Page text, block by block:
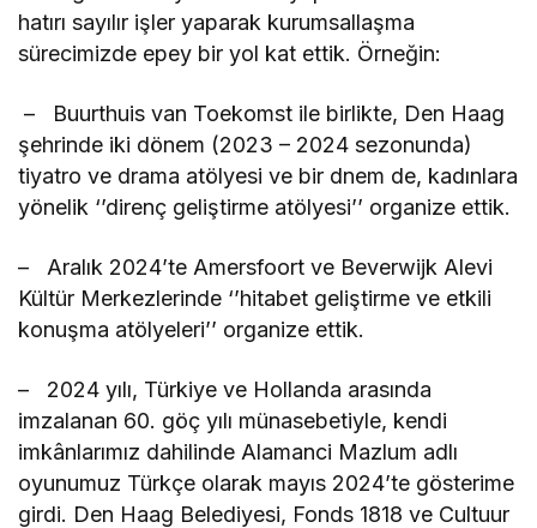
hatırı sayılır işler yaparak kurumsallaşma
sürecimizde epey bir yol kat ettik. Örneğin:
– Buurthuis van Toekomst ile birlikte, Den Haag
şehrinde iki dönem (2023 – 2024 sezonunda)
tiyatro ve drama atölyesi ve bir dӧnem de, kadınlara
yönelik ‘’direnç geliştirme atölyesi’’ organize ettik.
– Aralık 2024’te Amersfoort ve Beverwijk Alevi
Kültür Merkezlerinde ‘’hitabet geliştirme ve etkili
konuşma atölyeleri’’ organize ettik.
– 2024 yılı, Türkiye ve Hollanda arasında
imzalanan 60. göç yılı münasebetiyle, kendi
imkânlarımız dahilinde Alamanci Mazlum adlı
oyunumuz Türkçe olarak mayıs 2024’te gösterime
girdi. Den Haag Belediyesi, Fonds 1818 ve Cultuur